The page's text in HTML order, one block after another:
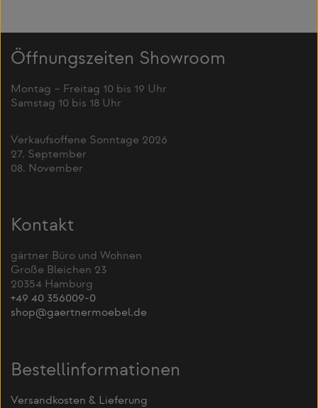
Öffnungszeiten Showroom
Montag – Freitag 10 bis 19 Uhr
Samstag 10 bis 18 Uhr
Verkaufsoffene Sonntage 2026
27. September
08. November
Kontakt
gärtner Büro und Wohnen
Große Bleichen 23
20354 Hamburg
+49 40 356009-0
shop@gaertnermoebel.de
Bestellinformationen
Versandkosten & Lieferung